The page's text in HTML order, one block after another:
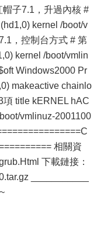
子7.1，升過內核 #
kernel /boot/v
，控制台方式 # 第
kernel /boot/vmlin
Windows2000 Pr
makeactive chainlo
項 title kERNEL hAC
vmlinuz-2001100
相關資
下載鏈接：
___________